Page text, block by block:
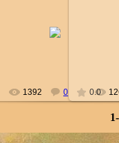
1392 0 0.0